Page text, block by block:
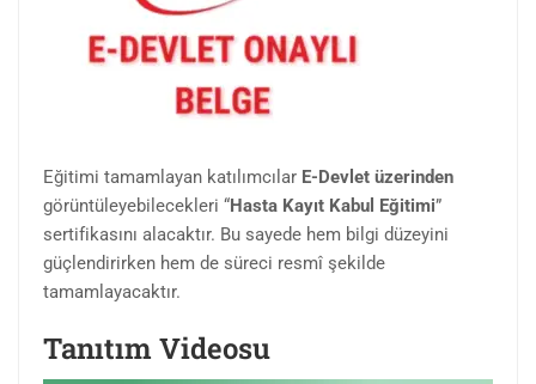
Eğitimi tamamlayan katılımcılar E-Devlet üzerinden
görüntüleyebilecekleri “Hasta Kayıt Kabul Eğitimi”
sertifikasını alacaktır. Bu sayede hem bilgi düzeyini
güçlendirirken hem de süreci resmî şekilde
tamamlayacaktır.
Tanıtım Videosu